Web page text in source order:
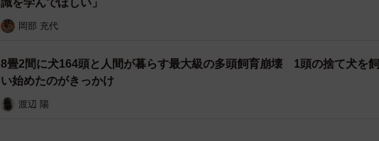
識を学んでほしい」
岡部 充代
8畳2間に犬164頭と人間が暮らす最大級の多頭飼育崩壊 1頭の捨て犬を飼
い始めたのがきっかけ
渡辺 陽